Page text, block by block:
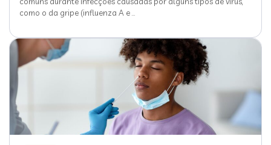
como o da gripe (influenza A e